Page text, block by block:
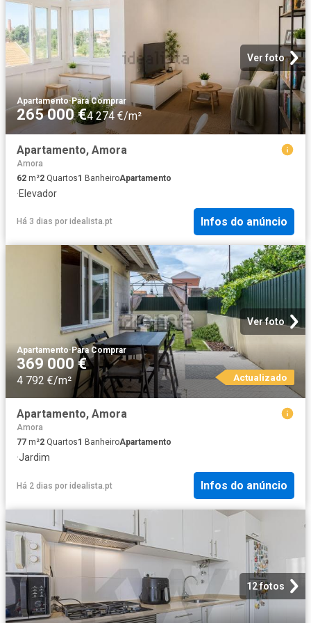
Ver foto
Apartamento·Para Comprar
265 000 €4 274 €/m²
Apartamento, Amora
Amora
62 m²2 Quartos1 BanheiroApartamento
·Elevador
Há 3 dias por idealista.pt Infos do anúncio
Ver foto
Apartamento· Para Comprar
369 000 €
4 792 €/m² Actualizado
Apartamento, Amora
Amora
77 m²2 Quartos1 BanheiroApartamento
·Jardim
Há 2 dias por idealista.pt Infos do anúncio
12 fotos